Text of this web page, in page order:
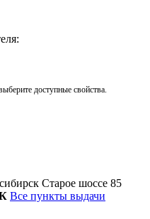
доступные свойства.
Старое шоссе 85
Все пункты выдачи